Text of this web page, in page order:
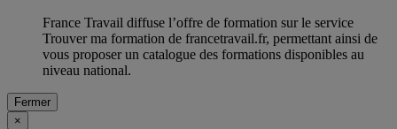
France Travail diffuse l’offre de formation sur le service
Trouver ma formation de francetravail.fr, permettant ainsi de
vous proposer un catalogue des formations disponibles au
niveau national.
Fermer
×